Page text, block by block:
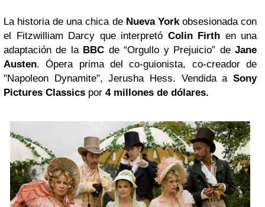
La historia de una chica de Nueva Yorkobsesionada con
el Fitzwilliam Darcy que interpretó Colin Firth en una
adaptación de la BBC de “Orgullo y Prejuicio” deJane
Austen. Ópera prima del co-guionista, co-creador de
"Napoleon Dynamite", Jerusha Hess. Vendida a Sony
Pictures Classics por 4 millones de dólares.